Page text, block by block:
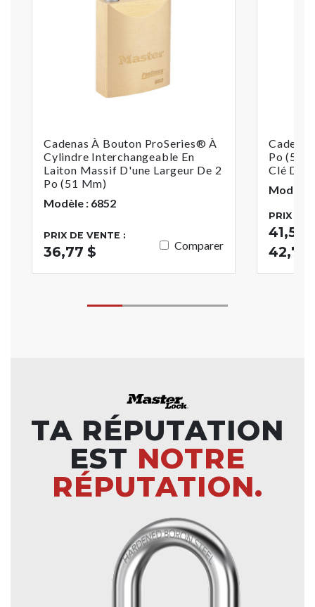
Cadenas À Bouton ProSeries® À
Cylindre Interchangeable En
Laiton Massif D'une Largeur De 2
Po (51 Mm)
Modèle : 6852
PRIX DE VENTE :
36,77 $ Comparer
Po (51
Clé De
Modèle
PRIX DE
41,52
42,71
TA RÉPUTATION
EST NOTRE
RÉPUTATION.